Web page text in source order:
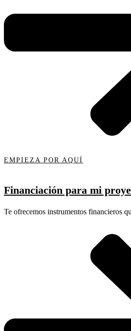
EMPIEZA POR AQUÍ
Financiación para mi
Te ofrecemos instrumentos financieros